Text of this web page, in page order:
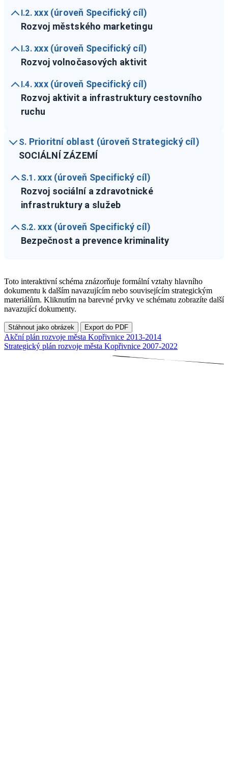
I.2. xxx (úroveň Specifický cíl)
Rozvoj městského marketingu
I.3. xxx (úroveň Specifický cíl)
Rozvoj volnočasových aktivit
I.4. xxx (úroveň Specifický cíl)
Rozvoj aktivit a infrastruktury cestovního
ruchu
S. Prioritní oblast (úroveň Strategický cíl)
SOCIÁLNÍ ZÁZEMÍ
S.1. xxx (úroveň Specifický cíl)
Rozvoj sociální a zdravotnické
infrastruktury a služeb
S.2. xxx (úroveň Specifický cíl)
Bezpečnost a prevence kriminality
Toto interaktivní schéma znázorňuje formální vztahy hlavního
dokumentu k dalším navazujícím nebo souvisejícím strategickým
materiálům. Kliknutím na barevné prvky ve schématu zobrazíte další
navazující dokumenty.
Stáhnout jako obrázek Export do PDF
Akční plán rozvoje města Kopřivnice 2013-2014
Strategický plán rozvoje města Kopřivnice 2007-2022